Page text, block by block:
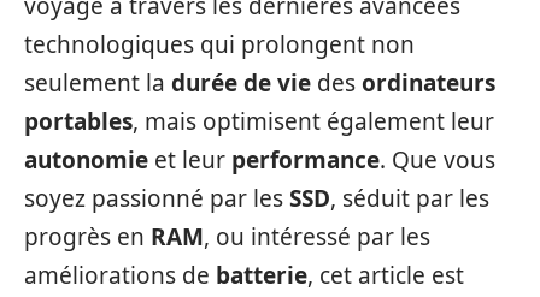
technologiques qui prolongent non
seulement la durée de vie desordinateurs
portables, mais optimisent également leur
autonomie et leur performance. Que vous
soyez passionné par lesSSD, séduit par les
progrès en RAM, ou intéressé par les
améliorations de batterie, cet article est